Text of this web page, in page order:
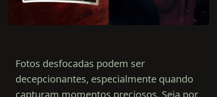
Fotos desfocadas podem ser
decepcionantes, especialmente quando
capturam momentos preciosos. Seja por